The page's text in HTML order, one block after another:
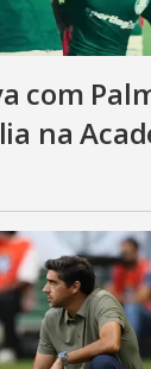
com
na